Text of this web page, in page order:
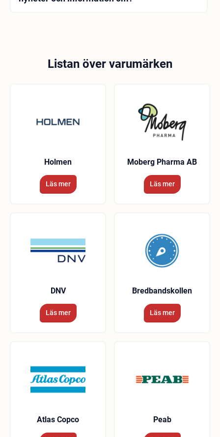
pressmeddelanden på webbplatsen och aktuella
inlägg på konton i sociala medier, Merck & Co. Du
Listan över varumärken
Holmen
Läs mer
Moberg Pharma AB
Läs mer
DNV
Läs mer
Bredbandskollen
Läs mer
Atlas Copco Peab